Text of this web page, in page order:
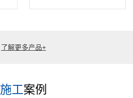
了解更多产品+
施工案例